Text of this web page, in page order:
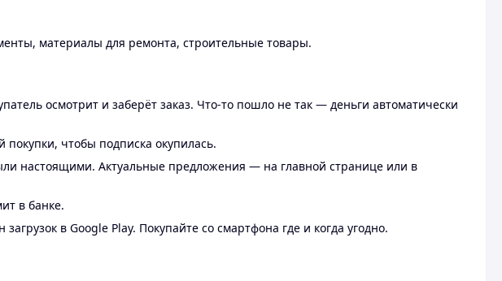
материалы для ремонта, строительные товары.
осмотрит и заберёт заказ. Что-то пошло не так — деньги автоматически
чтобы подписка окупилась.
настоящими. Актуальные предложения — на главной странице или в
в банке.
в Google Play. Покупайте со смартфона где и когда угодно.